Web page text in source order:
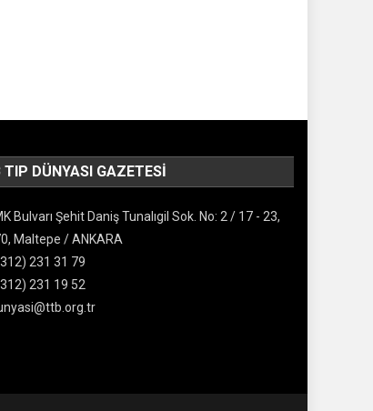
DÜNYASI GAZETESI
Bulvarı Şehit Daniş Tunalıgil Sok. No: 2 / 17 - 23,
Maltepe / ANKARA
231 31 79
231 19 52